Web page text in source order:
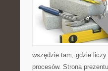
wszędzie tam, gdzie liczy
procesów. Strona